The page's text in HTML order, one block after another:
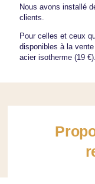
Nous avons installé
clients.
Pour celles et ceux
disponibles à la
acier isotherme (19 €).